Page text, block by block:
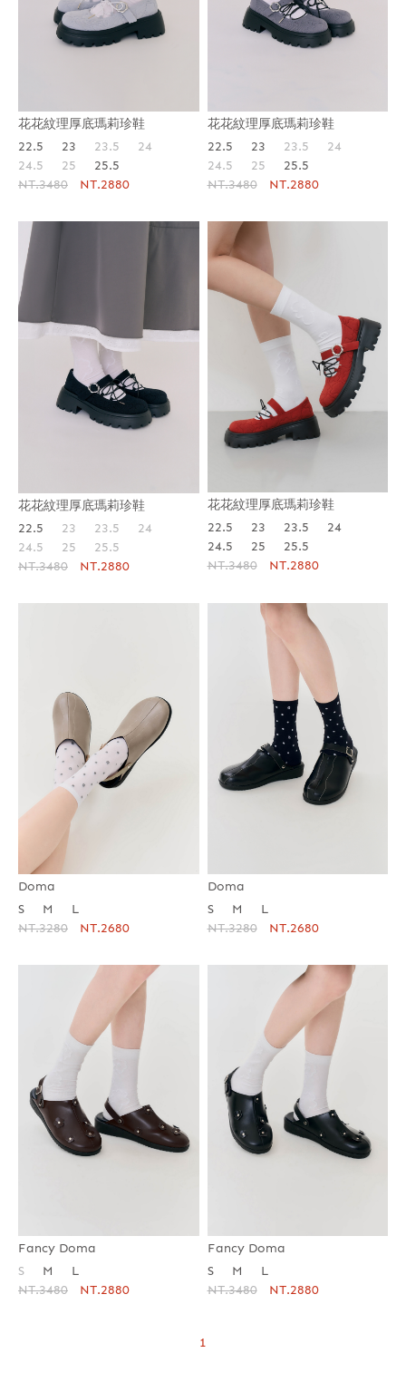
花花紋理厚底瑪莉珍鞋
22.5
23 23.5
24
24.5
25
25.5
NT.3480
NT.2880
花花紋理厚底瑪莉珍鞋
22.5
23 23.5
24
24.5
25
25.5
NT.3480
NT.2880
花花紋理厚底瑪莉珍鞋
22.5
23 23.5
24
24.5
25
25.5
NT.3480
NT.2880
花花紋理厚底瑪莉珍鞋
22.5
23 23.5
24
24.5
25
25.5
NT.3480
NT.2880
Doma
S
M
L
NT.3280
NT.2680
Doma
S
M
L
NT.3280
NT.2680
Fancy Doma
S
M
L
NT.3480
NT.2880
Fancy Doma
S
M
L
NT.3480
NT.2880
1